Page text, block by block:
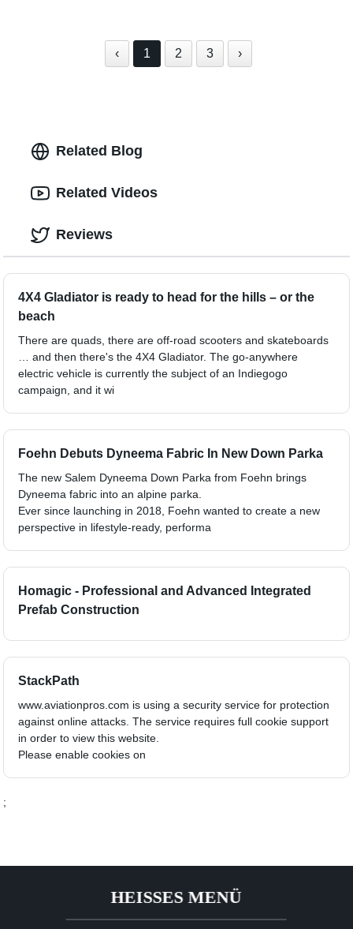
‹ 1 2 3 ›
Related Blog
4X4 Gladiator is ready to head for the hills – or the
beach
There are quads, there are off-road scooters and skateboards
… and then there's the 4X4 Gladiator. The go-anywhere
electric vehicle is currently the subject of an Indiegogo
campaign, and it wi
Foehn Debuts Dyneema Fabric In New Down Parka
The new Salem Dyneema Down Parka from Foehn brings
Dyneema fabric into an alpine parka.
Ever since launching in 2018, Foehn wanted to create a new
perspective in lifestyle-ready, performa
Homagic - Professional and Advanced Integrated
Prefab Construction
StackPath
www.aviationpros.com is using a security service for protection
against online attacks. The service requires full cookie support
in order to view this website.
Please enable cookies on
;
Related Videos
Reviews
HEISSES MENÜ